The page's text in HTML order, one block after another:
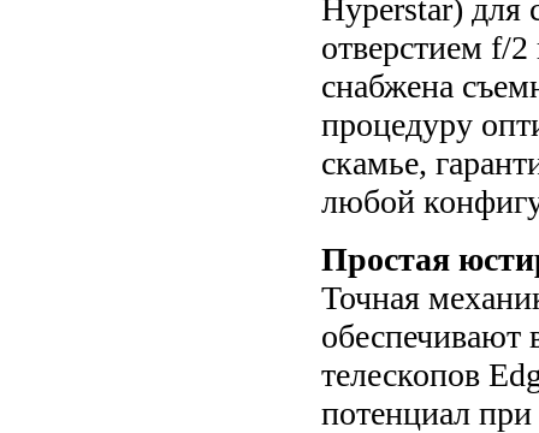
Hyperstar) для
отверстием f/
снабжена
процедуру
скамье,
любой
Простая
Точная
обеспечивают
телескопов
потенциал